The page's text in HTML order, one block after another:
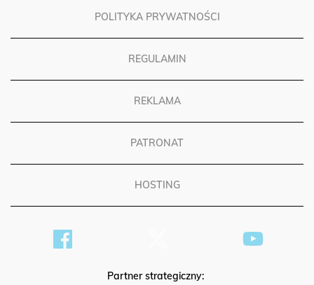
POLITYKA PRYWATNOŚCI
REGULAMIN
REKLAMA
PATRONAT
HOSTING
Partner strategiczny: